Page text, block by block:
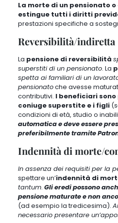
La morte di un pensionato
estingue tutti i diritti
prestazioni specifiche a
Reversibilità/indiretta
La pensione di reversibilità
superstiti di un pensionato. La
spetta ai familiari di un
pensionatoche avesse
contributivi. I beneficiari
coniuge superstite e i figli
condizioni di età, studio o
automatica e deve essere
preferibilmente tramite
Indennità di morte/
In assenza dei requisiti per la
spettare un’indennità di
tantum. Gli eredi possono
pensione maturate e non
(ad esempio la tredicesima).
necessario presentare